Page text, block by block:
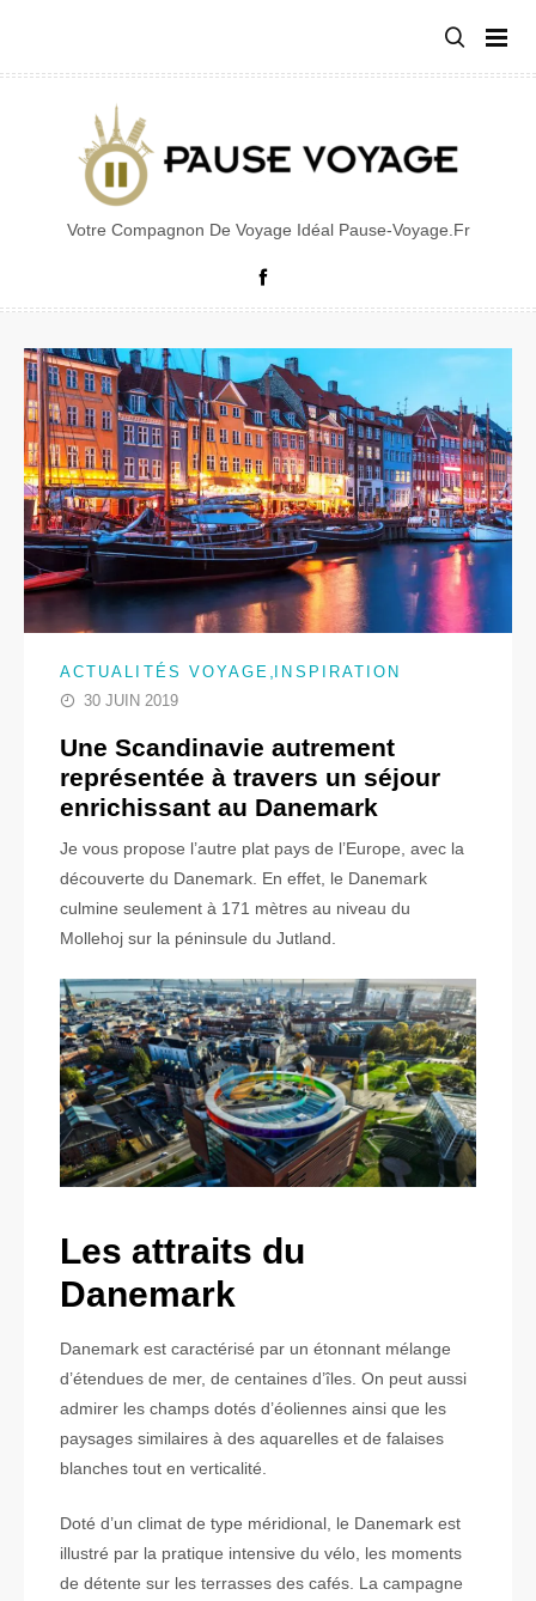
contenu
Votre Compagnon De Voyage Idéal Pause-Voyage.fr
ACTUALITÉS VOYAGE , INSPIRATION
30 JUIN 2019
Une Scandinavie autrement
représentée à travers un séjour
enrichissant au Danemark
Je vous propose l’autre plat pays de l’Europe, avec la
découverte du Danemark. En effet, le Danemark
culmine seulement à 171 mètres au niveau du
Mollehoj sur la péninsule du Jutland.
Les attraits du
Danemark
Danemark est caractérisé par un étonnant mélange
d’étendues de mer, de centaines d’îles. On peut aussi
admirer les champs dotés d’éoliennes ainsi que les
paysages similaires à des aquarelles et de falaises
blanches tout en verticalité.
Doté d’un climat de type méridional, le Danemark est
illustré par la pratique intensive du vélo, les moments
de détente sur les terrasses des cafés. La campagne